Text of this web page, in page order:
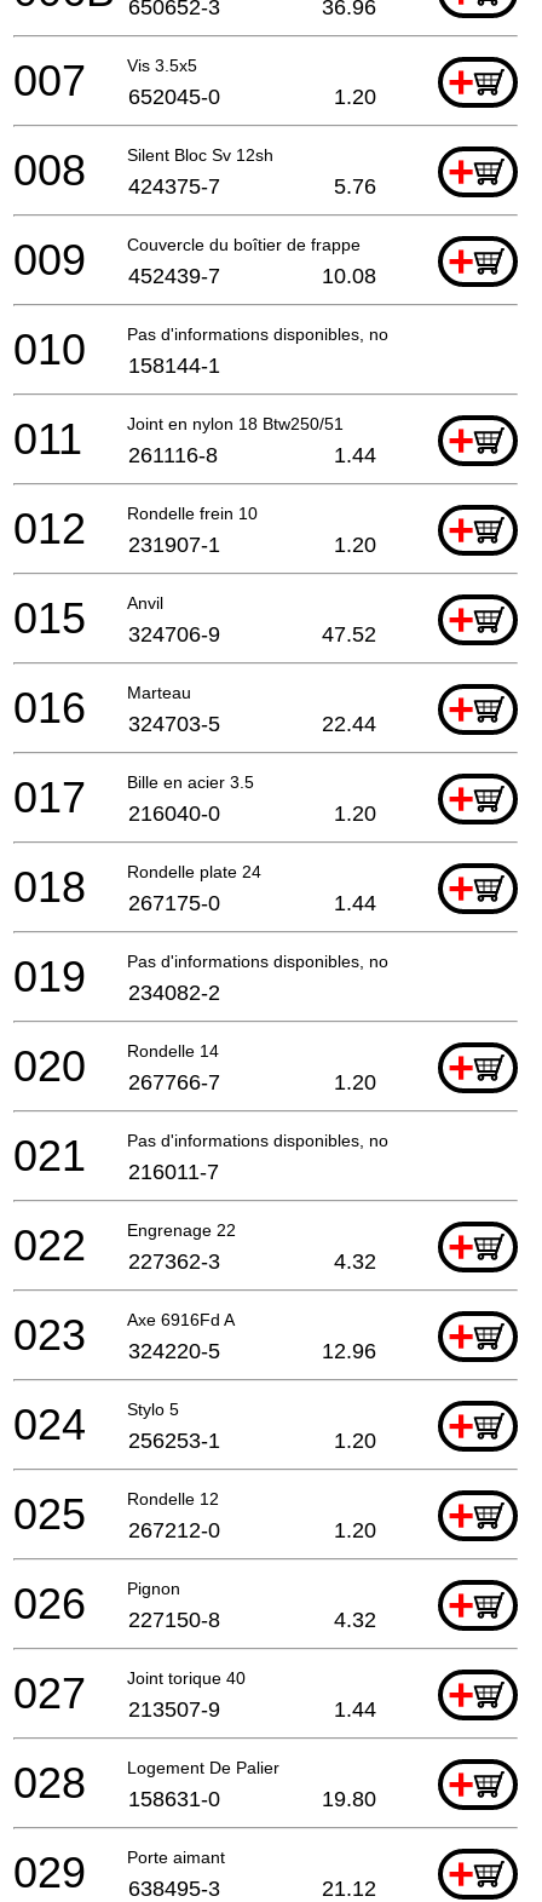
650652-3 36.96
Vis 3.5x5 +
007 652045-0 1.20
Silent Bloc Sv 12sh +
008 424375-7 5.76
Couvercle du boîtier de frappe +
009 452439-7 10.08
Pas d'informations disponibles, non commandable
010 158144-1
Joint en nylon 18 Btw250/51 +
011 261116-8 1.44
Rondelle frein 10 +
012 231907-1 1.20
Anvil +
015 324706-9 47.52
Marteau +
016 324703-5 22.44
Bille en acier 3.5 +
017 216040-0 1.20
Rondelle plate 24 +
018 267175-0 1.44
Pas d'informations disponibles, non commandable
019 234082-2
Rondelle 14 +
020 267766-7 1.20
Pas d'informations disponibles, non commandable
021 216011-7
Engrenage 22 +
022 227362-3 4.32
Axe 6916Fd A +
023 324220-5 12.96
Stylo 5 +
024 256253-1 1.20
Rondelle 12 +
025 267212-0 1.20
Pignon +
026 227150-8 4.32
Joint torique 40 +
027 213507-9 1.44
Logement De Palier +
028 158631-0 19.80
Porte aimant +
029 638495-3 21.12